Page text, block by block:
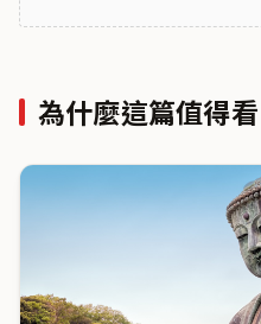
為什麼這篇值得看